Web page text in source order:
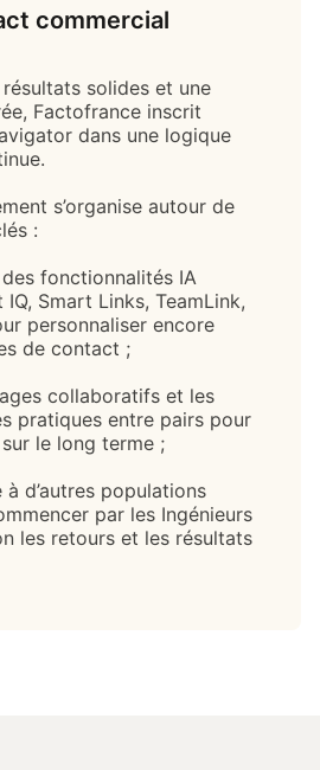
commercial
solides et une
Factofrance inscrit
dans une logique
s’organise autour de
:
des fonctionnalités IA
Smart Links, TeamLink,
personnaliser encore
de contact ;
collaboratifs et les
pratiques entre pairs pour
le long terme ;
à d’autres populations
par les Ingénieurs
les retours et les résultats